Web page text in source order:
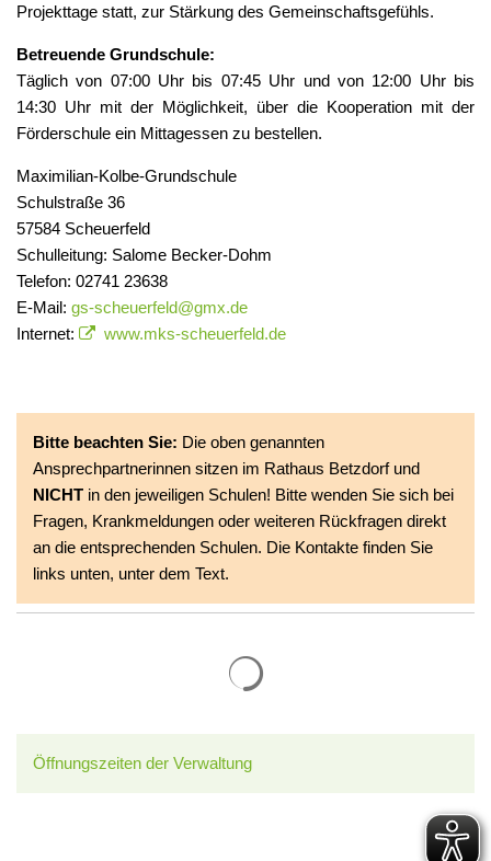
Projekttage statt, zur Stärkung des Gemeinschaftsgefühls.
Betreuende Grundschule:
Täglich von 07:00 Uhr bis 07:45 Uhr und von 12:00 Uhr bis
14:30 Uhr mit der Möglichkeit, über die Kooperation mit der
Förderschule ein Mittagessen zu bestellen.
Maximilian-Kolbe-Grundschule
Schulstraße 36
57584 Scheuerfeld
Schulleitung: Salome Becker-Dohm
Telefon: 02741 23638
E-Mail: gs-scheuerfeld@gmx.de
Internet:
www.mks-scheuerfeld.de
Bitte beachten Sie: Die oben genannten
Ansprechpartnerinnen sitzen im Rathaus Betzdorf und
NICHT in den jeweiligen Schulen! Bitte wenden Sie sich bei
Fragen, Krankmeldungen oder weiteren Rückfragen direkt
an die entsprechenden Schulen. Die Kontakte finden Sie
links unten, unter dem Text.
Öffnungszeiten der Verwaltung